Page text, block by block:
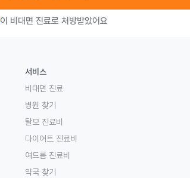
이 비대면 진료로 처방받았어요
서비스
비대면 진료
병원 찾기
탈모 진료비
다이어트 진료비
여드름 진료비
약국 찾기